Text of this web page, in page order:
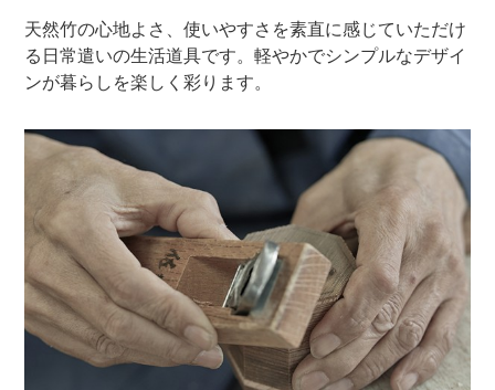
天然竹の心地よさ、使いやすさを素直に感じていただけ
る日常遣いの生活道具です。軽やかでシンプルなデザイ
ンが暮らしを楽しく彩ります。